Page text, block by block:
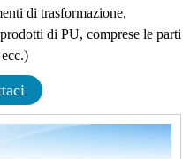
di trasformazione,
di PU, comprese le parti